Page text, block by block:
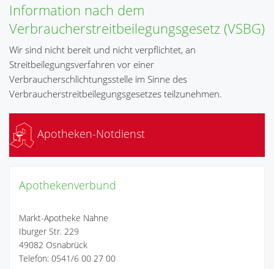
Information nach dem
Verbraucherstreitbeilegungsgesetz (VSBG)
Wir sind nicht bereit und nicht verpflichtet, an
Streitbeilegungsverfahren vor einer
Verbraucherschlichtungsstelle im Sinne des
Verbraucherstreitbeilegungsgesetzes teilzunehmen.
Apotheken-Notdienst
Apothekenverbund
Markt-Apotheke Nahne
Iburger Str. 229
49082 Osnabrück
Telefon: 0541/6 00 27 00